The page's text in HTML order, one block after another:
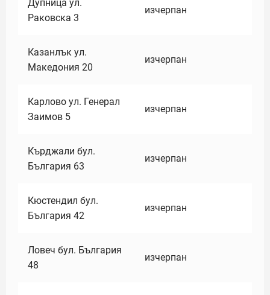
Дупница ул.
Раковска 3
изчерпан
Казанлък ул.
Македония 20
изчерпан
Карлово ул. Генерал
Заимов 5
изчерпан
Кърджали бул.
България 63
изчерпан
Кюстендил бул.
България 42
изчерпан
Ловеч бул. България
48
изчерпан